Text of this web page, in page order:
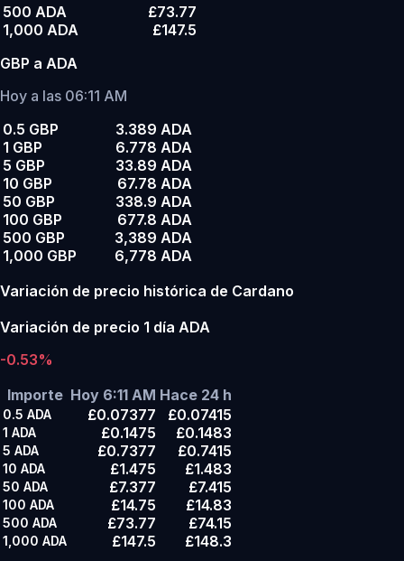
500 ADA
£73.77
1,000 ADA
£147.5
GBP a ADA
Hoy a las 06:11 AM
0.5 GBP
3.389 ADA
1 GBP
6.778 ADA
5 GBP
33.89 ADA
10 GBP
67.78 ADA
50 GBP
338.9 ADA
100 GBP
677.8 ADA
500 GBP
3,389 ADA
1,000 GBP
6,778 ADA
Variación de precio histórica de Cardano
Variación de precio 1 día ADA
-0.53%
Importe Hoy 6:11 AM Hace 24 h
0.5 ADA £0.07377 £0.07415
1 ADA £0.1475 £0.1483
5 ADA £0.7377 £0.7415
10 ADA £1.475 £1.483
50 ADA £7.377 £7.415
100 ADA £14.75 £14.83
500 ADA £73.77 £74.15
1,000 ADA £147.5
£148.3